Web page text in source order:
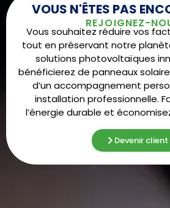
VOUS N'ÊTES PAS
REJOIGNEZ-
Vous souhaitez réduire vos
tout en préservant notre
solutions photovoltaïques
bénéficierez de panneaux
d’un accompagnement
installation professionnelle.
l’énergie durable et
Devenir client